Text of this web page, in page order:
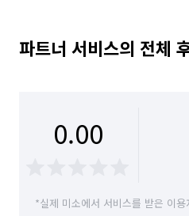
파트너 서비스의 전체
0.00
*실제 미소에서 서비스를 받은 이